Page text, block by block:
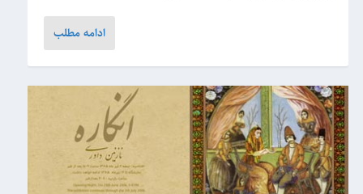
ادامه مطلب